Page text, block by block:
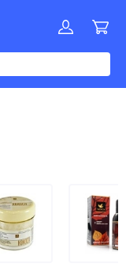
ВДЗИМОКЛНПРСТУФ